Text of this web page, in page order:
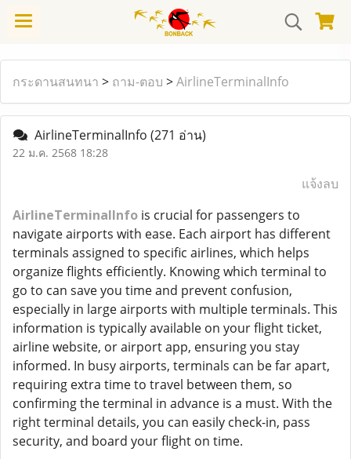
กระดานสนทนา > ถาม-ตอบ >AirlineTerminalInfo
AirlineTerminalInfo (271 อ่าน)
22 ม.ค. 2568 18:28
แจ้งลบ
AirlineTerminalInfo is crucial for passengers to
navigate airports with ease. Each airport has different
terminals assigned to specific airlines, which helps
organize flights efficiently. Knowing which terminal to
go to can save you time and prevent confusion,
especially in large airports with multiple terminals. This
information is typically available on your flight ticket,
airline website, or airport app, ensuring you stay
informed. In busy airports, terminals can be far apart,
requiring extra time to travel between them, so
confirming the terminal in advance is a must. With the
right terminal details, you can easily check-in, pass
security, and board your flight on time.